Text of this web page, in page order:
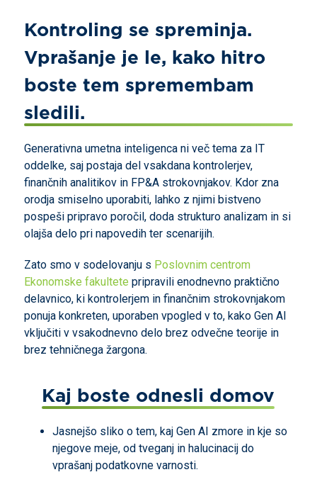
Kontroling se spreminja.
Vprašanje je le, kako hitro
boste tem spremembam
sledili.
Generativna umetna inteligenca ni več tema za IT
oddelke, saj postaja del vsakdana kontrolerjev,
finančnih analitikov in FP&A strokovnjakov. Kdor zna
orodja smiselno uporabiti, lahko z njimi bistveno
pospeši pripravo poročil, doda strukturo analizam in si
olajša delo pri napovedih ter scenarijih.
Zato smo v sodelovanju s Poslovnim centrom
Ekonomske fakultete pripravili enodnevno praktično
delavnico, ki kontrolerjem in finančnim strokovnjakom
ponuja konkreten, uporaben vpogled v to, kako Gen AI
vključiti v vsakodnevno delo brez odvečne teorije in
brez tehničnega žargona.
Kaj boste odnesli domov
Jasnejšo sliko o tem, kaj Gen AI zmore in kje so
njegove meje, od tveganj in halucinacij do
vprašanj podatkovne varnosti.